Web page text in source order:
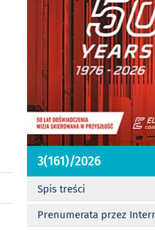
3(161)/2026
Spis treści
Prenumerata przez